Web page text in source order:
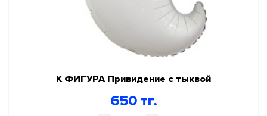
К ФИГУРА Привидение с тыквой
650 тг.